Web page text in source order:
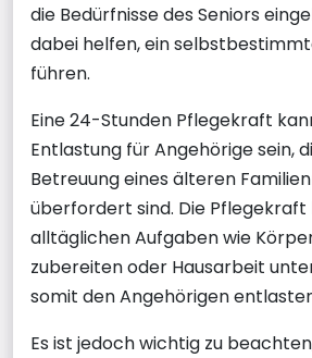
die Bedürfnisse des Seniors
dabei helfen, ein
führen.
Eine 24-Stunden Pflegekraft
Entlastung für Angehörige sein,
Betreuung eines älteren
überfordert sind. Die Pflegekraft
alltäglichen Aufgaben wie
zubereiten oder Hausarbeit
somit den Angehörigen
Es ist jedoch wichtig zu